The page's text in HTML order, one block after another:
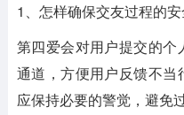
1、怎样确保交友过程的
第四爱会对用户提交的
通道，方便用户反馈不
应保持必要的警觉，避免